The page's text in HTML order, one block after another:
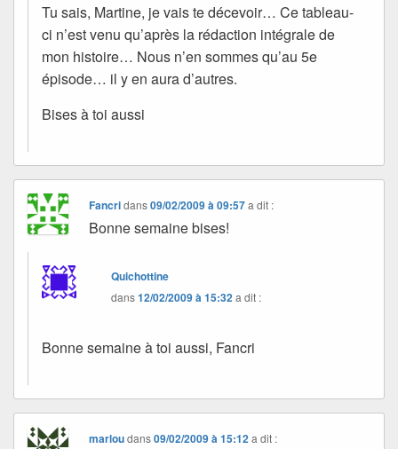
Tu sais, Martine, je vais te décevoir… Ce tableau-
ci n’est venu qu’après la rédaction intégrale de
mon histoire… Nous n’en sommes qu’au 5e
épisode… il y en aura d’autres.
Bises à toi aussi
Fancridans09/02/2009 à 09:57 a dit :
Bonne semaine bises!
Quichottine
dans12/02/2009 à 15:32a dit :
Bonne semaine à toi aussi, Fancri
marloudans09/02/2009 à 15:12 a dit :